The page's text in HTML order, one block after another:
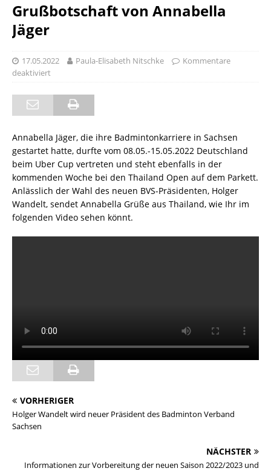
Grußbotschaft von Annabella
Jäger
17.05.2022 Paula-Elisabeth Nitschke
Kommentare
deaktiviert
Annabella Jäger, die ihre Badmintonkarriere in Sachsen
gestartet hatte, durfte vom 08.05.-15.05.2022 Deutschland
beim Uber Cup vertreten und steht ebenfalls in der
kommenden Woche bei den Thailand Open auf dem Parkett.
Anlässlich der Wahl des neuen BVS-Präsidenten, Holger
Wandelt, sendet Annabella Grüße aus Thailand, wie Ihr im
folgenden Video sehen könnt.
VORHERIGER
Holger Wandelt wird neuer Präsident des Badminton Verband
Sachsen
NÄCHSTER
Informationen zur Vorbereitung der neuen Saison 2022/2023 und